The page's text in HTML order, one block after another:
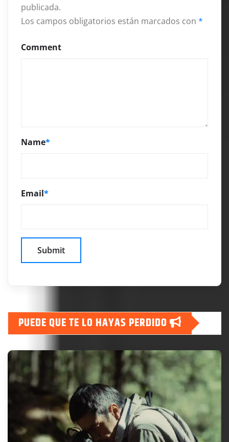
publicada.
Los campos obligatorios están marcados con *
Comment
Name*
Email*
PUEDE QUE TE LO HAYAS PERDIDO